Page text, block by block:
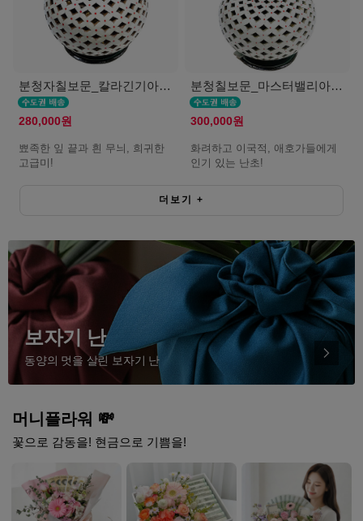
분청자칠보문_칼라긴기아난(서울K)
280,000원
뾰족한 잎 끝과 흰 무늬, 희귀한
고급미!
분청칠보문_마스터밸리아(서울K)
300,000원
화려하고 이국적, 애호가들에게
인기 있는 난초!
더보기 +
보자기 난
동양의 멋을 살린 보자기 난
머니플라워 💸
꽃으로 감동을! 현금으로 기쁨을!